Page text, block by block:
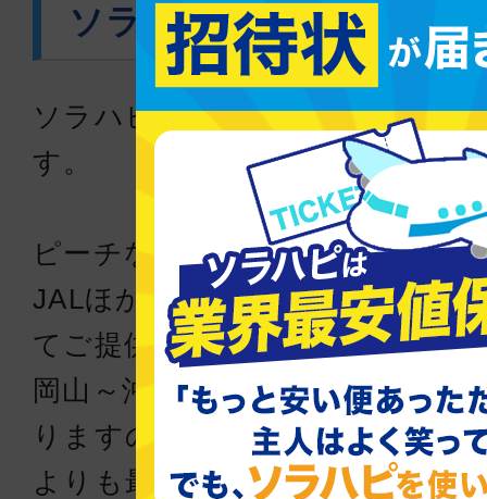
ソラハピとは？
ソラハピは国内格安航空券の比
す。
ピーチなどのLCCを含む国内の
JALほか）空の旅をもっと快適
てご提供します。
岡山～沖縄(那覇)間の格安航空
りますので、直接各航空会社か
よりも最大88％お得に航空券を